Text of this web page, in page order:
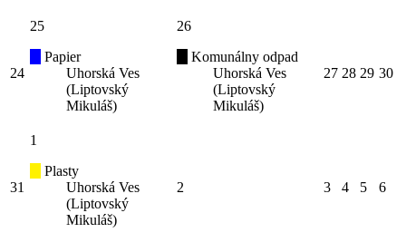
24
25
Papier
Uhorská Ves
(Liptovský
Mikuláš)
26
Komunálny odpad
Uhorská Ves
(Liptovský
Mikuláš)
27 28 29 30
31
1
Plasty
Uhorská Ves
(Liptovský
Mikuláš)
2 3 4 5 6